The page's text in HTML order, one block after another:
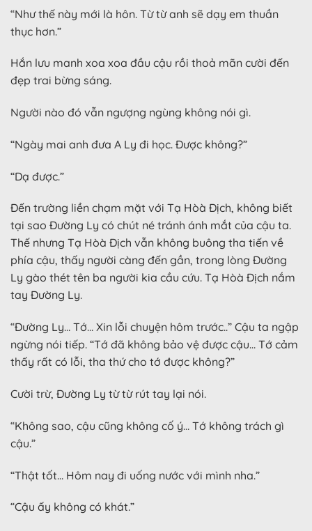
“Như thế này mới là hôn. Từ từ anh sẽ dạy em thuần
thục hơn.”
Hắn lưu manh xoa xoa đầu cậu rồi thoả mãn cười đến
đẹp trai bừng sáng.
Người nào đó vẫn ngượng ngùng không nói gì.
“Ngày mai anh đưa A Ly đi học. Được không?”
“Dạ được.”
Đến trường liền chạm mặt với Tạ Hòà Địch, không biết
tại sao Đường Ly có chút né tránh ánh mắt của cậu ta.
Thế nhưng Tạ Hòà Địch vẫn không buông tha tiến về
phía cậu, thấy người càng đến gần, trong lòng Đường
Ly gào thét tên ba người kia cầu cứu. Tạ Hòà Địch nắm
tay Đường Ly.
“Đường Ly… Tớ… Xin lỗi chuyện hôm trước..” Cậu ta ngập
ngừng nói tiếp. “Tớ đã không bảo vệ được cậu… Tớ cảm
thấy rất có lỗi, tha thứ cho tớ được không?”
Cười trừ, Đường Ly từ từ rút tay lại nói.
“Không sao, cậu cũng không cố ý… Tớ không trách gì
cậu.”
“Thật tốt… Hôm nay đi uống nước với mình nha.”
“Cậu ấy không có khát.”